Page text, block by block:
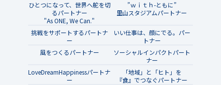
ひとつになって、世界へ舵を切
るパートナー
"As ONE, We Can."
”ｗｉｔｈ-ともに”
里山スタジアムパートナー
挑戦をサポートするパートナ
ー
いい仕事は、顔にでる。パー
トナー
風をつくるパートナー
ソーシャルインパクトパート
ナー
LoveDreamHappinessパートナ
ー
「地域」と「ヒト」を
『食』でつなぐパートナー